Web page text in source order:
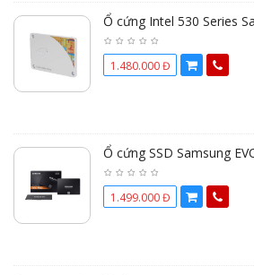
Ổ cứng Intel 530 Series
1.480.000 Đ
Ổ cứng SSD Samsung
1.499.000 Đ